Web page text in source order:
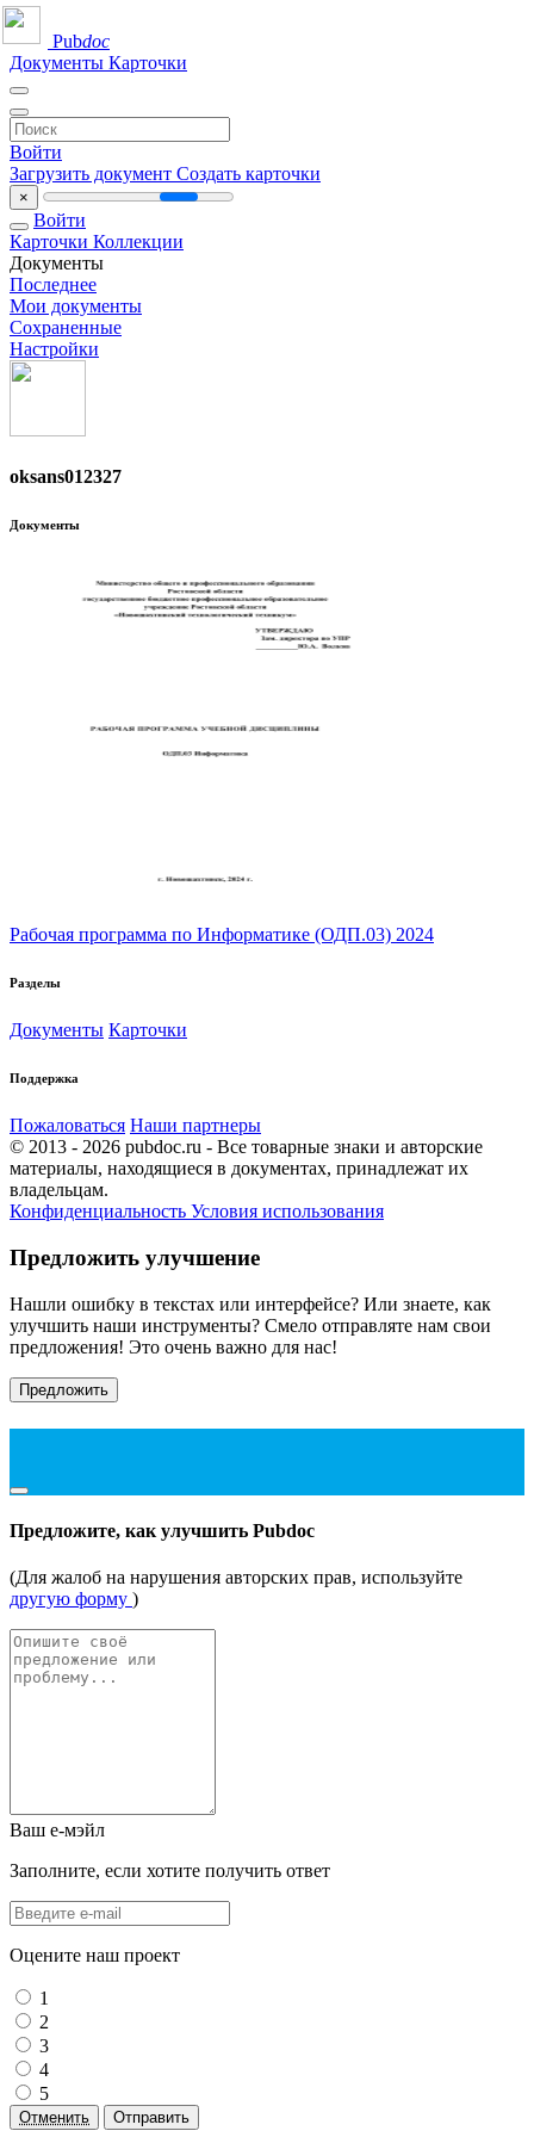
Pubdoc
Документы Карточки
Войти
Загрузить документ Создать карточки
×
Войти
Карточки Коллекции
Документы
Последнее
Мои документы
Сохраненные
Настройки
oksans012327
Документы
Рабочая программа по Информатике (ОДП.03) 2024
Разделы
Документы Карточки
Поддержка
Пожаловаться Наши партнеры
© 2013 - 2026 pubdoc.ru - Все товарные знаки и авторские
материалы, находящиеся в документах, принадлежат их
владельцам.
Конфиденциальность Условия использования
Предложить улучшение
Нашли ошибку в текстах или интерфейсе? Или знаете, как
улучшить наши инструменты? Смело отправляте нам свои
предложения! Это очень важно для нас!
Предложить
Предложите, как улучшить Pubdoc
(Для жалоб на нарушения авторских прав, используйте
другую форму )
Ваш е-мэйл
Заполните, если хотите получить ответ
Оцените наш проект
1
2
3
4
5
Отменить Отправить